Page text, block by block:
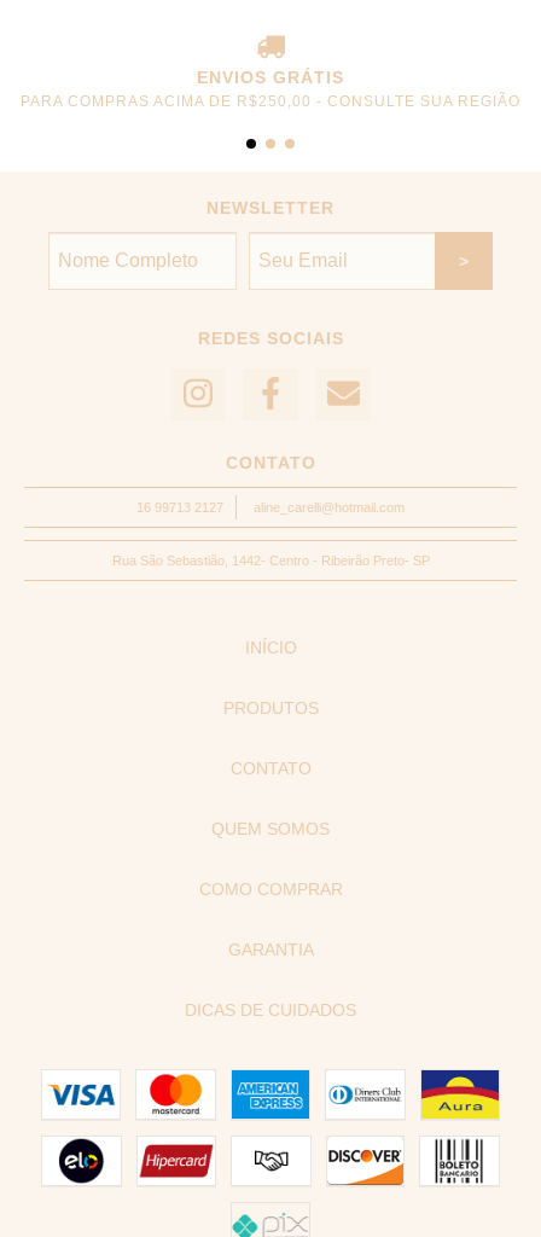
ENVIOS GRÁTIS
PARA COMPRAS ACIMA DE R$250,00 - CONSULTE SUA REGIÃO
NEWSLETTER
REDES SOCIAIS
CONTATO
16 99713 2127 aline_carelli@hotmail.com
Rua São Sebastião, 1442- Centro - Ribeirão Preto- SP
INÍCIO
PRODUTOS
CONTATO
QUEM SOMOS
COMO COMPRAR
GARANTIA
DICAS DE CUIDADOS